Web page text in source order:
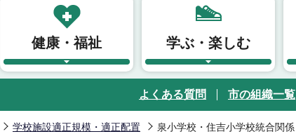
健康・福祉 学ぶ・楽しむ
よくある質問 市の組織一覧
学校施設適正規模・適正配置 泉小学校・住吉小学校統合関係